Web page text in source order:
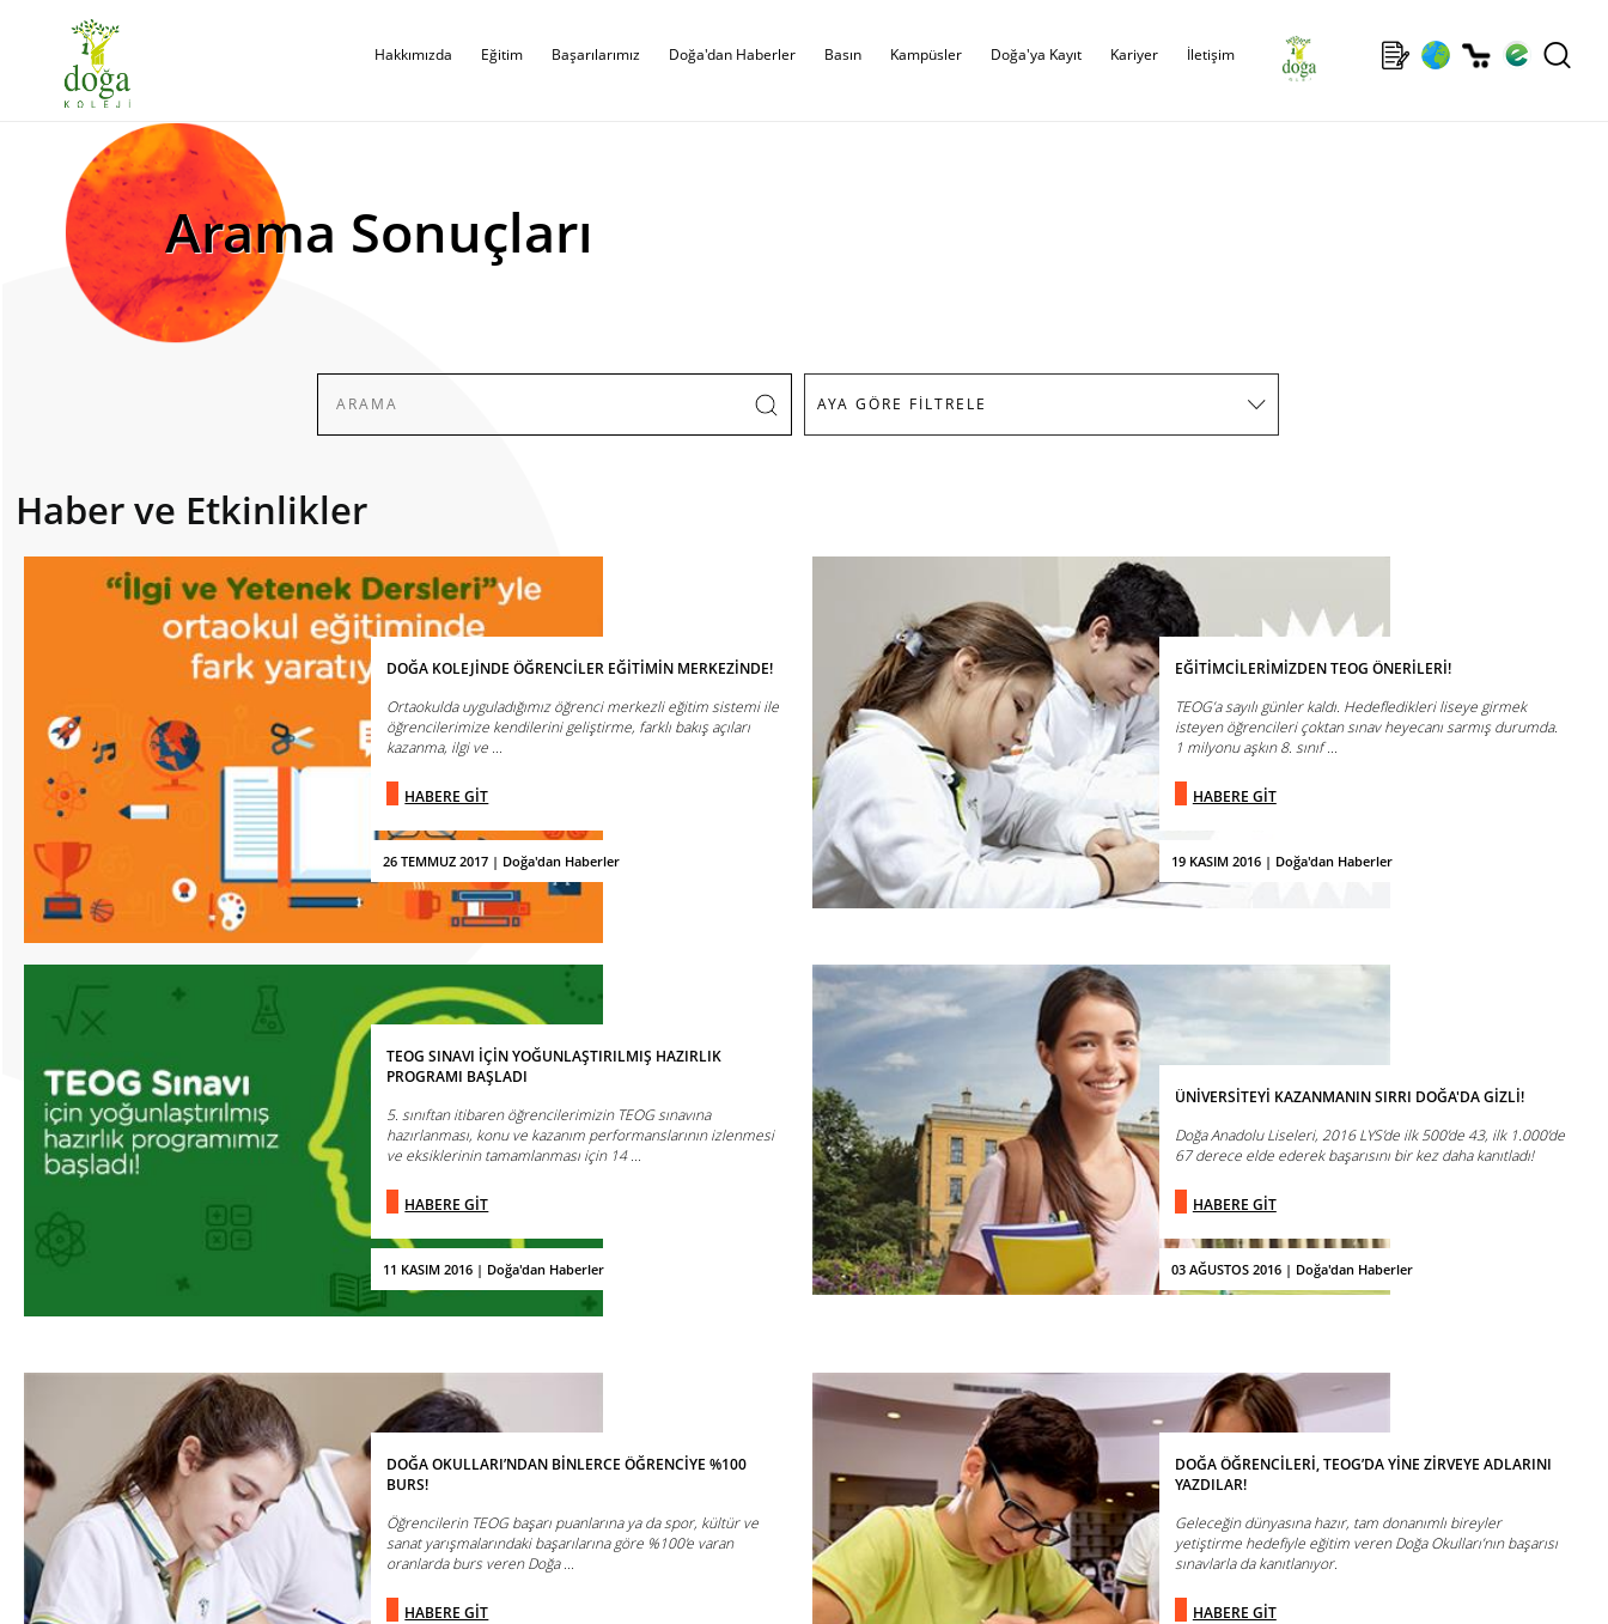
Hakkımızda Eğitim Başarılarımız Doğa'dan Haberler Basın Kampüsler Doğa'ya Kayıt Kariyer İletişim
Arama Sonuçları
Haber ve Etkinlikler
26 TEMMUZ 2017 | Doğa'dan Haberler
DOĞA KOLEJİNDE ÖĞRENCİLER EĞİTİMİN MERKEZİNDE!
Ortaokulda uyguladığımız öğrenci merkezli eğitim sistemi ile
öğrencilerimize kendilerini geliştirme, farklı bakış açıları
kazanma, ilgi ve ...
HABERE GİT
19 KASIM 2016 | Doğa'dan Haberler
EĞİTİMCİLERİMİZDEN TEOG ÖNERİLERİ!
TEOG’a sayılı günler kaldı. Hedefledikleri liseye girmek
isteyen öğrencileri çoktan sınav heyecanı sarmış durumda.
1 milyonu aşkın 8. sınıf ...
HABERE GİT
11 KASIM 2016 | Doğa'dan Haberler
TEOG SINAVI İÇİN YOĞUNLAŞTIRILMIŞ HAZIRLIK
PROGRAMI BAŞLADI
5. sınıftan itibaren öğrencilerimizin TEOG sınavına
hazırlanması, konu ve kazanım performanslarının izlenmesi
ve eksiklerinin tamamlanması için 14 ...
HABERE GİT
03 AĞUSTOS 2016 | Doğa'dan Haberler
ÜNİVERSİTEYİ KAZANMANIN SIRRI DOĞA'DA GİZLİ!
Doğa Anadolu Liseleri, 2016 LYS’de ilk 500’de 43, ilk 1.000’de
67 derece elde ederek başarısını bir kez daha kanıtladı!
HABERE GİT
DOĞA OKULLARI’NDAN BİNLERCE ÖĞRENCİYE %100
BURS!
Öğrencilerin TEOG başarı puanlarına ya da spor, kültür ve
sanat yarışmalarındaki başarılarına göre %100'e varan
oranlarda burs veren Doğa ...
HABERE GİT
DOĞA ÖĞRENCİLERİ, TEOG’DA YİNE ZİRVEYE ADLARINI
YAZDILAR!
Geleceğin dünyasına hazır, tam donanımlı bireyler
yetiştirme hedefiyle eğitim veren Doğa Okulları’nın başarısı
sınavlarla da kanıtlanıyor.
HABERE GİT